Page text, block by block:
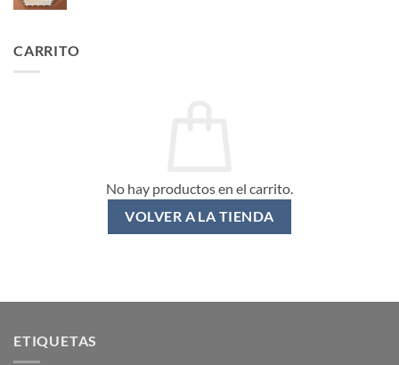
CARRITO
No hay productos en el carrito.
VOLVER A LA TIENDA
ETIQUETAS